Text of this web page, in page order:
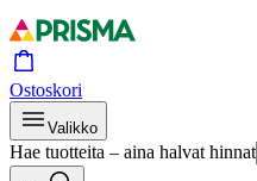
Ostoskori
Valikko
Hae tuotteita – aina halvat hinnat